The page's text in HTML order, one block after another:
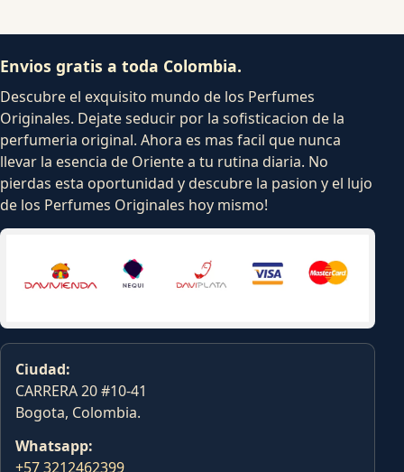
Envios gratis a toda Colombia.
Descubre el exquisito mundo de los Perfumes
Originales. Dejate seducir por la sofisticacion de la
perfumeria original. Ahora es mas facil que nunca
llevar la esencia de Oriente a tu rutina diaria. No
pierdas esta oportunidad y descubre la pasion y el lujo
de los Perfumes Originales hoy mismo!
Ciudad:
CARRERA 20 #10-41
Bogota, Colombia.
Whatsapp:
+57 3212462399